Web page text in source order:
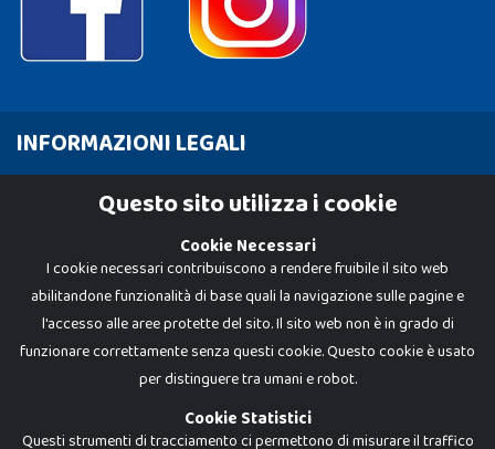
INFORMAZIONI LEGALI
Cookie PolicyQuesto sito utilizza i cookie
Cookie Necessari
I cookie necessari contribuiscono a rendere fruibile il sito web
abilitandone funzionalità di base quali la navigazione sulle pagine e
l'accesso alle aree protette del sito. Il sito web non è in grado di
funzionare correttamente senza questi cookie. Questo cookie è usato
per distinguere tra umani e robot.
Cookie Statistici
Questi strumenti di tracciamento ci permettono di misurare il traffico